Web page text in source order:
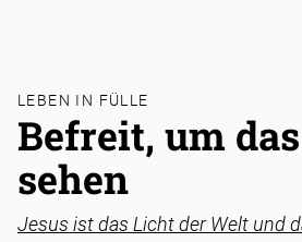
LEBEN IN FÜLLE
Befreit, um
sehen
Jesus ist das Licht der Welt und